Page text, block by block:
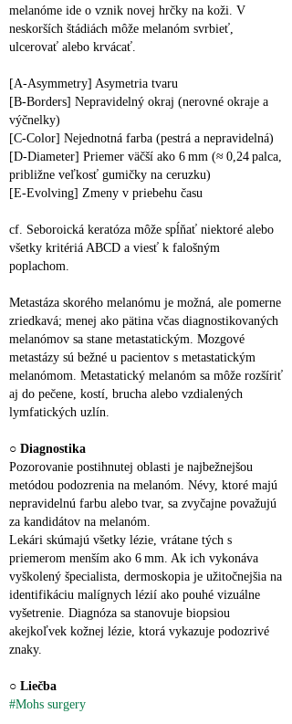
melanóme ide o vznik novej hrčky na koži. V
neskorších štádiách môže melanóm svrbieť,
ulcerovať alebo krvácať.
[A‑Asymmetry] Asymetria tvaru
[B‑Borders] Nepravidelný okraj (nerovné okraje a
výčnelky)
[C‑Color] Nejednotná farba (pestrá a nepravidelná)
[D‑Diameter] Priemer väčší ako 6 mm (≈ 0,24 palca,
približne veľkosť gumičky na ceruzku)
[E‑Evolving] Zmeny v priebehu času
cf. Seboroická keratóza môže spĺňať niektoré alebo
všetky kritériá ABCD a viesť k falošným
poplachom.
Metastáza skorého melanómu je možná, ale pomerne
zriedkavá; menej ako pätina včas diagnostikovaných
melanómov sa stane metastatickým. Mozgové
metastázy sú bežné u pacientov s metastatickým
melanómom. Metastatický melanóm sa môže rozšíriť
aj do pečene, kostí, brucha alebo vzdialených
lymfatických uzlín.
○ Diagnostika
Pozorovanie postihnutej oblasti je najbežnejšou
metódou podozrenia na melanóm. Névy, ktoré majú
nepravidelnú farbu alebo tvar, sa zvyčajne považujú
za kandidátov na melanóm.
Lekári skúmajú všetky lézie, vrátane tých s
priemerom menším ako 6 mm. Ak ich vykonáva
vyškolený špecialista, dermoskopia je užitočnejšia na
identifikáciu malígnych lézií ako pouhé vizuálne
vyšetrenie. Diagnóza sa stanovuje biopsiou
akejkoľvek kožnej lézie, ktorá vykazuje podozrivé
znaky.
○ Liečba
#Mohs surgery